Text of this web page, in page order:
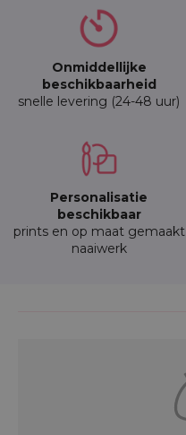
Onmiddellijke
beschikbaarheid
snelle levering (24-48 uur)
Personalisatie
beschikbaar
prints en op maat gemaakt
naaiwerk